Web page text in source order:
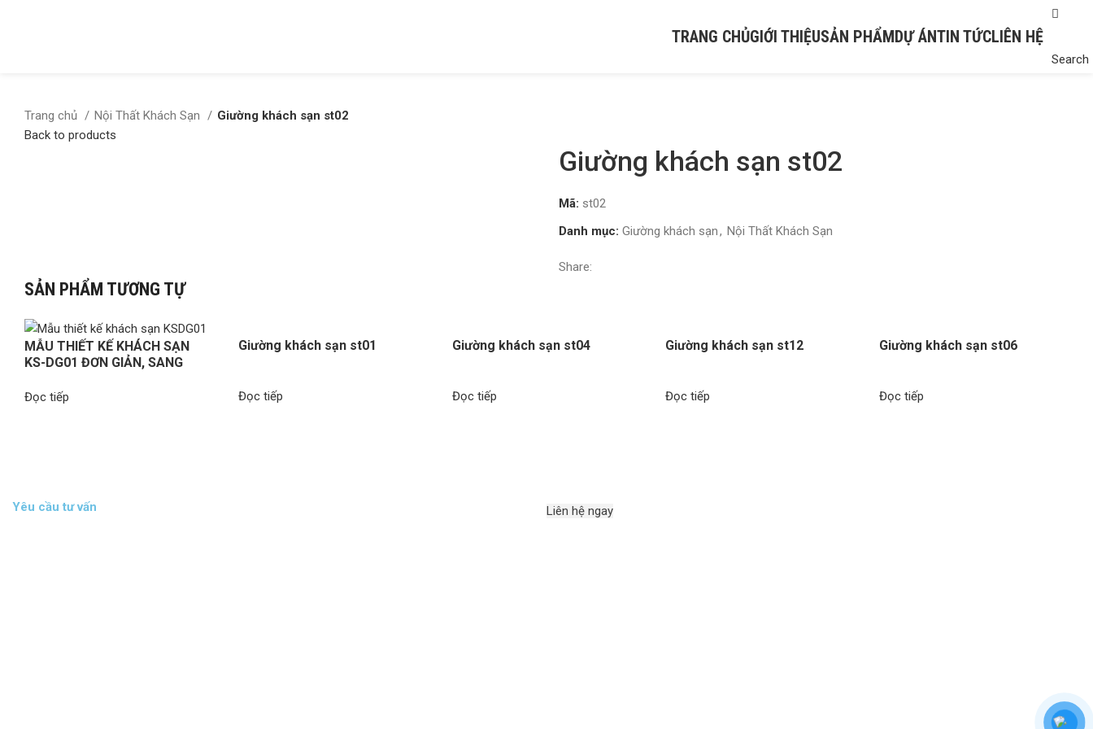
TRANG CHỦGIỚI THIỆUSẢN PHẨMDỰ ÁNTIN TỨCLIÊN HỆ
Search
Trang chủ Nội Thất Khách Sạn
Giường khách sạn st02
Back to products
Giường khách sạn st02
Mã: st02
Danh mục: Giường khách sạn, Nội Thất Khách Sạn
Share:
SẢN PHẨM TƯƠNG TỰ
MẪU THIẾT KẾ KHÁCH SẠN
KS-DG01 ĐƠN GIẢN, SANG
Đọc tiếp
Giường khách sạn st01
Đọc tiếp
Giường khách sạn st04
Đọc tiếp
Giường khách sạn st12
Đọc tiếp
Giường khách sạn st06
Đọc tiếp
Yêu cầu tư vấn Liên hệ ngay